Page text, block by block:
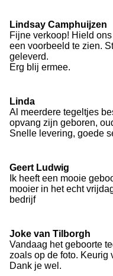
Lindsay Camphuijzen
Fijne verkoop! Hield
een voorbeeld te zien.
geleverd.
Erg blij ermee.
Linda
Al meerdere tegeltjes
opvang zijn geboren,
Snelle levering, goede
Geert Ludwig
Ik heeft een mooie
mooier in het echt
bedrijf
Joke van Tilborgh
Vandaag het geboorte
zoals op de foto. Keurig
Dank je wel.